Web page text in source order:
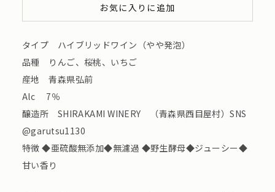
お気に入りに追加
タイプ ハイブリッドワイン（やや発泡）
品種 りんご、桜桃、いちご
産地 青森県弘前
Alc 7％
醸造所 SHIRAKAMI WINERY （青森県西目屋村）SNS
@garutsu1130
特徴 ◆亜硫酸無添加◆無濾過 ◆野生酵母◆ジューシー◆
甘い香り